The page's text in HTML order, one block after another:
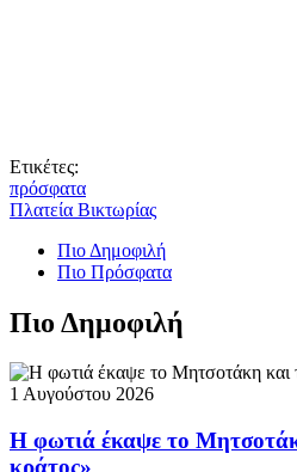
Ετικέτες:
πρόσφατα
Πλατεία Βικτωρίας
Πιο Δημοφιλή
Πιο Πρόσφατα
Πιο Δημοφιλή
1 Αυγούστου 2026
Η φωτιά έκαψε το
κράτος»